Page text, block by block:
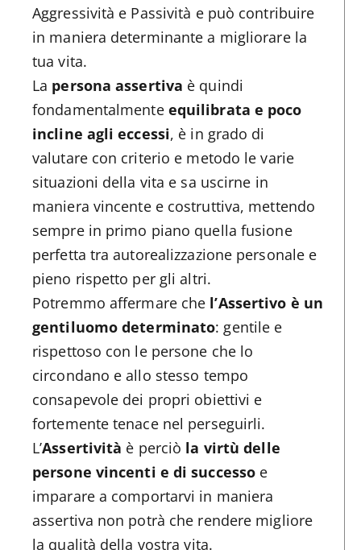
Aggressività e Passività e può contribuire
in maniera determinante a migliorare la
tua vita.
La persona assertiva è quindi
fondamentalmente equilibrata e poco
incline agli eccessi, è in grado di
valutare con criterio e metodo le varie
situazioni della vita e sa uscirne in
maniera vincente e costruttiva, mettendo
sempre in primo piano quella fusione
perfetta tra autorealizzazione personale e
pieno rispetto per gli altri.
Potremmo affermare che l’Assertivo è un
gentiluomo determinato: gentile e
rispettoso con le persone che lo
circondano e allo stesso tempo
consapevole dei propri obiettivi e
fortemente tenace nel perseguirli.
L’Assertività è perciò la virtù delle
persone vincenti e di successo e
imparare a comportarvi in maniera
assertiva non potrà che rendere migliore
la qualità della vostra vita.